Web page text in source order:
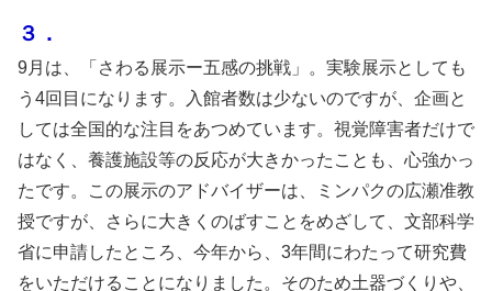
３．
9月は、「さわる展示ー五感の挑戦」。実験展示としても
う4回目になります。入館者数は少ないのですが、企画と
しては全国的な注目をあつめています。視覚障害者だけで
はなく、養護施設等の反応が大きかったことも、心強かっ
たです。この展示のアドバイザーは、ミンパクの広瀬准教
授ですが、さらに大きくのばすことをめざして、文部科学
省に申請したところ、今年から、3年間にわたって研究費
をいただけることになりました。そのため土器づくりや、